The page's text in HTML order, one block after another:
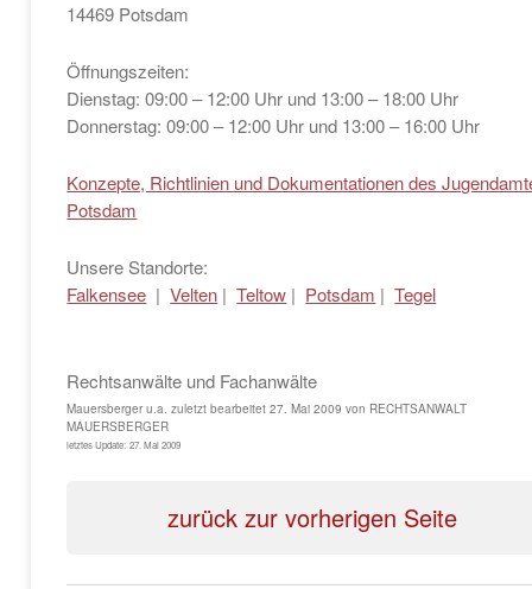
14469 Potsdam
Öffnungszeiten:
Dienstag: 09:00 – 12:00 Uhr und 13:00 – 18:00 Uhr
Donnerstag: 09:00 – 12:00 Uhr und 13:00 – 16:00 Uhr
Konzepte, Richtlinien und Dokumentationen des
Potsdam
Unsere Standorte:
Falkensee |Velten |Teltow | Potsdam |Tegel
Rechtsanwälte und Fachanwälte
Mauersberger u.a. zuletzt bearbeitet27. Mai 2009 von RECHTSANWALT
MAUERSBERGER
letztes Update: 27. Mai 2009
zurück zur vorherigen Seite